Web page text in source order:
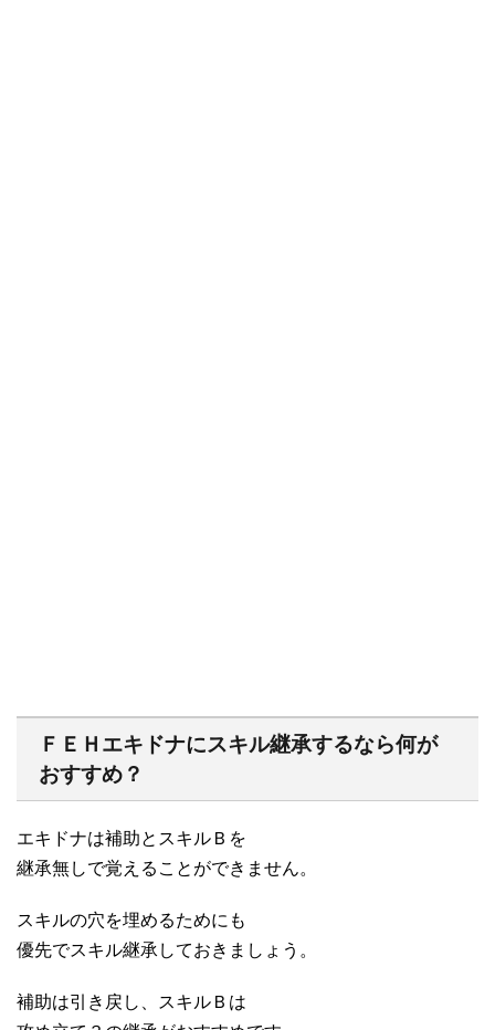
ＦＥＨエキドナにスキル継承するなら何が
おすすめ？
エキドナは補助とスキルＢを
継承無しで覚えることができません。
スキルの穴を埋めるためにも
優先でスキル継承しておきましょう。
補助は引き戻し、スキルＢは